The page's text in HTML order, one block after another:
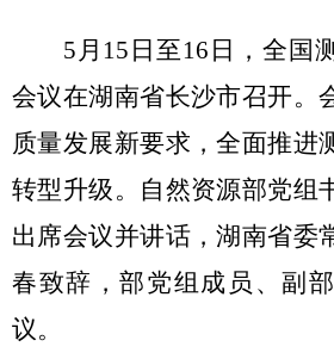
5 月 15 日至16 日，全国
会议在湖南省长沙市召开。
质量发展新要求，全面推进
转型升级。自然资源部党组
出席会议并讲话，湖南省委
春致辞，部党组成员、副
议。